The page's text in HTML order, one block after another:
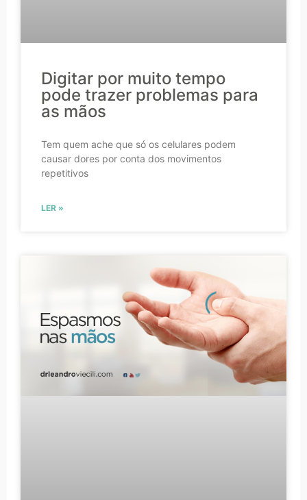
Digitar por muito tempo
pode trazer problemas para
as mãos
Tem quem ache que só os celulares podem
causar dores por conta dos movimentos
repetitivos
LER »